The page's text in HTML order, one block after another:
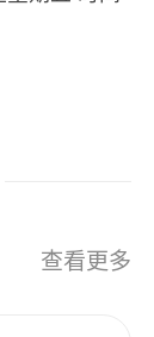
、面試流
求
理
查看更多